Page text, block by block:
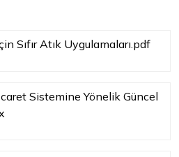
Sıfır Atık Uygulamaları.pdf
Sistemine Yönelik Güncel